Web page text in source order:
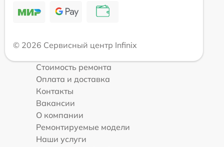
© 2026 Сервисный центр Infinix
Стоимость ремонта
Оплата и доставка
Контакты
Вакансии
О компании
Ремонтируемые модели
Наши услуги